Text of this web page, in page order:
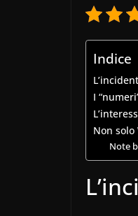
Indice
I
Non solo
Note